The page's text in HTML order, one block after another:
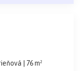
| 76 m²